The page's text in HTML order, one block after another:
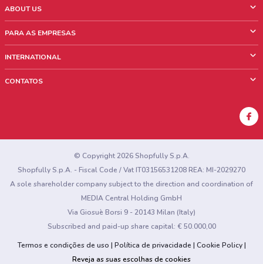
ABOUT US
Quem Somos
Trabalhe conosco
PARA AS EMPRESAS
Informações comerciais
INTERNATIONAL
CONTATOS
Encontrou algum problema no site ou no aplicativo?
© Copyright 2026 Shopfully S.p.A.
Shopfully S.p.A. - Fiscal Code / Vat IT03156531208 REA: MI-2029270
A sole shareholder company subject to the direction and coordination of
MEDIA Central Holding GmbH
Via Giosuè Borsi 9 - 20143 Milan (Italy)
Subscribed and paid-up share capital: € 50.000,00
Termos e condições de uso
Política de privacidade
Cookie Policy
Reveja as suas escolhas de cookies